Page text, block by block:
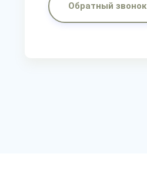
Обратный звонок